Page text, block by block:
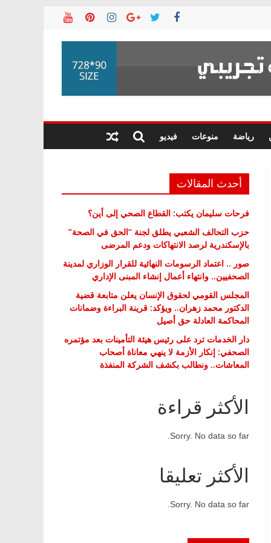
رياضة منوعات فيديو
أحدث المقالات
فرحات سليمان يكتب: القطاع الصحي إلى أين؟
حزب التحالف الشعبي يطلق لجنة “الحق في الصحة”
بالإسكندرية لرصد الانتهاكات ودعم المرضى
صور .. اعتماد الرسومات النهائية للقرار الوزاري لمدينة
الصحفيين.. وانتهاء أعمال إنشاء المبنى الإداري
المجلس القومي لحقوق الإنسان يعلن متابعة قضية
الدكتور محمد زهران.. ويؤكد: قرينة البراءة وضمانات
المحاكمة العادلة حق أصيل
دار الخدمات ترد على رئيس هيئة التأمينات بعد مؤتمره
الصحفي: إنكار الأزمة لا ينهي معاناة أصحاب
المعاشات.. ونطالب بكشف الشركة المنفذة
الأكثر قراءة
Sorry. No data so far.
الأكثر تعليقا
Sorry. No data so far.